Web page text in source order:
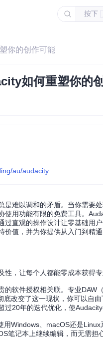
按下
你的创作可能
如何重塑你的
au/audacity
是难以调和的矛盾。当你需要
使用功能有限的免费工具。
直观的操作设计让零基础用
值，并为你提供从入门到精通
性，让每个人都能零成本获得专
软件授权相关联。专业
改变了这一现状，你可以自
20年的迭代优化，使Audacity
Windows、macOS还是
笔记本上继续编辑，而无需